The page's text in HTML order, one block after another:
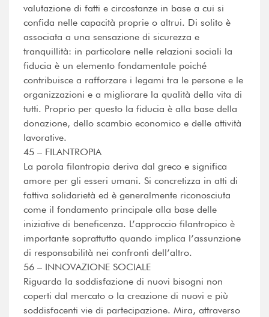
valutazione di fatti e circostanze in base a cui si
confida nelle capacità proprie o altrui. Di solito è
associata a una sensazione di sicurezza e
tranquillità: in particolare nelle relazioni sociali la
fiducia è un elemento fondamentale poiché
contribuisce a rafforzare i legami tra le persone e le
organizzazioni e a migliorare la qualità della vita di
tutti. Proprio per questo la fiducia è alla base della
donazione, dello scambio economico e delle attività
lavorative.
45 – FILANTROPIA
La parola filantropia deriva dal greco e significa
amore per gli esseri umani. Si concretizza in atti di
fattiva solidarietà ed è generalmente riconosciuta
come il fondamento principale alla base delle
iniziative di beneficenza. L’approccio filantropico è
importante soprattutto quando implica l’assunzione
di responsabilità nei confronti dell’altro.
56 – INNOVAZIONE SOCIALE
Riguarda la soddisfazione di nuovi bisogni non
coperti dal mercato o la creazione di nuovi e più
soddisfacenti vie di partecipazione. Mira, attraverso